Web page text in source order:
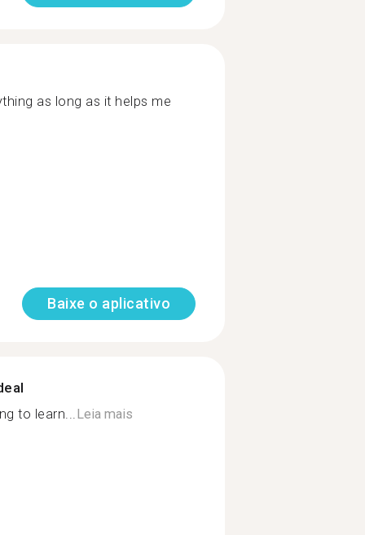
as long as it helps me
Baixe o aplicativo
to learn...Leia mais